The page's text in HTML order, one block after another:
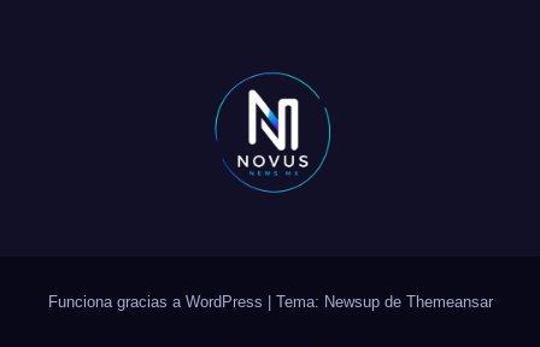
Funciona gracias a WordPress Tema: Newsup de Themeansar